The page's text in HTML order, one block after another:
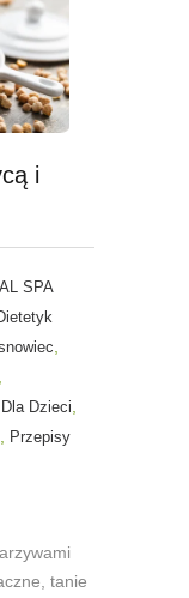
i
SPA
Dzieci
Przepisy
tanie